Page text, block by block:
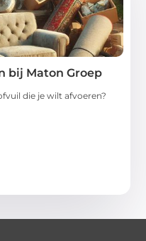
bij Maton Groep
die je wilt afvoeren?